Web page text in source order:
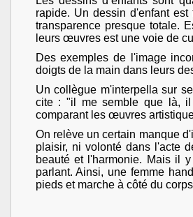
rapide. Un dessin d'enfant
transparence presque totale.
leurs œuvres est une voie de
Des exemples de l'image
doigts de la main dans leurs
Un collègue m'interpella sur
cite : "il me semble que là, il
comparant les œuvres
On relève un certain manque
plaisir, ni volonté dans l'acte
beauté et l'harmonie. Mais il
parlant. Ainsi, une femme
pieds et marche à côté du